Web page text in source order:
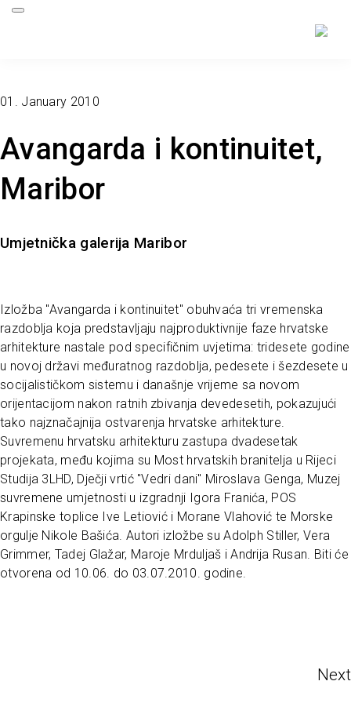
Avangarda i kontinuitet,
Maribor
Umjetnička galerija Maribor
01. January 2010
Izložba "Avangarda i kontinuitet" obuhvaća tri vremenska
razdoblja koja predstavljaju najproduktivnije faze hrvatske
arhitekture nastale pod specifičnim uvjetima: tridesete godine
u novoj državi međuratnog razdoblja, pedesete i šezdesete u
socijalističkom sistemu i današnje vrijeme sa novom
orijentacijom nakon ratnih zbivanja devedesetih, pokazujući
tako najznačajnija ostvarenja hrvatske arhitekture.
Suvremenu hrvatsku arhitekturu zastupa dvadesetak
projekata, među kojima su Most hrvatskih branitelja u Rijeci
Studija 3LHD, Dječji vrtić "Vedri dani" Miroslava Genga, Muzej
suvremene umjetnosti u izgradnji Igora Franića, POS
Krapinske toplice Ive Letiović i Morane Vlahović te Morske
orgulje Nikole Bašića. Autori izložbe su Adolph Stiller, Vera
Grimmer, Tadej Glažar, Maroje Mrduljaš i Andrija Rusan. Biti će
otvorena od 10.06. do 03.07.2010. godine.
Next